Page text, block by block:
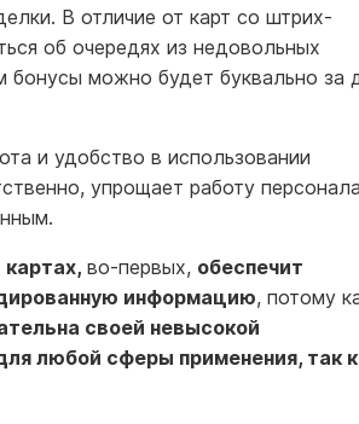
В отличие от карт со штрих-
об очередях из недовольных
бонусы можно будет буквально за
и удобство в использовании
упрощает работу
картах, во-первых, обеспечит
информацию, потому
своей невысокой
любой сферы применения, так